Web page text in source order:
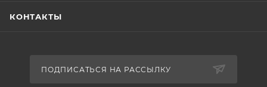
КОНТАКТЫ
ПОДПИСАТЬСЯ НА РАССЫЛКУ